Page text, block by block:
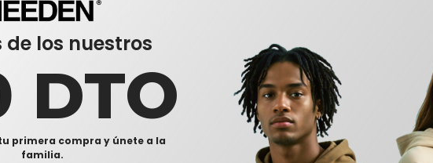
de los nuestros
DTO
primera compra y únete a la
familia.